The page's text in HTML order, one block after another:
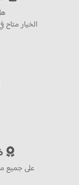
الخيار متاح
على جميع